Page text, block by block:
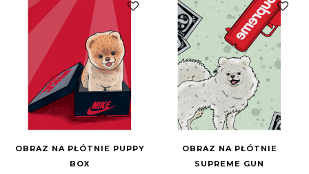
OBRAZ NA PŁÓTNIE PUPPY
BOX
OBRAZ NA PŁÓTNIE
SUPREME GUN